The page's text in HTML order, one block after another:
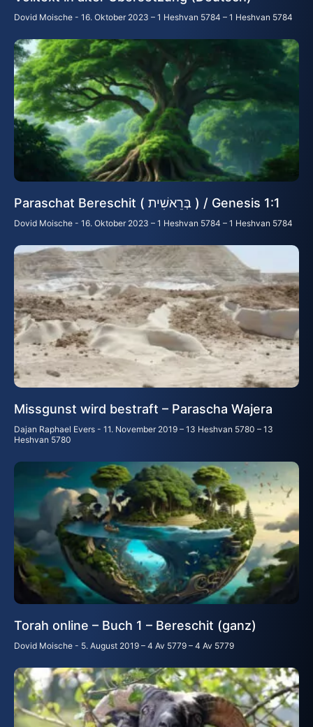
Dovid Moische 16. Oktober 2023 – 1 Heshvan 5784 – 1 Heshvan 5784
Paraschat Bereschit ( בְּרֵאשִׁית ) / Genesis 1:1
Dovid Moische 16. Oktober 2023 – 1 Heshvan 5784 – 1 Heshvan 5784
Missgunst wird bestraft – Parascha Wajera
Dajan Raphael Evers
11. November 2019 – 13 Heshvan 5780 – 13
Heshvan 5780
Torah online – Buch 1 – Bereschit (ganz)
Dovid Moische 5. August 2019 – 4 Av 5779 – 4 Av 5779